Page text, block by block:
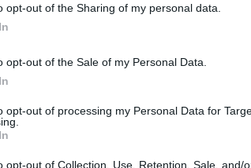
opt-out of the Sharing of my personal data.
opt-out of the Sale of my Personal Data.
opt-out of processing my Personal Data for
opt-out of Collection, Use, Retention, Sale, and/